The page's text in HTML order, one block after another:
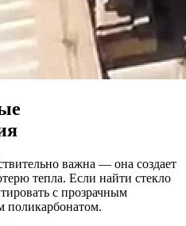
важна — она создает
тепла. Если найти стекло
с прозрачным
поликарбонатом.